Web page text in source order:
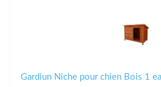
Gardiun Niche pour chien Bois 1